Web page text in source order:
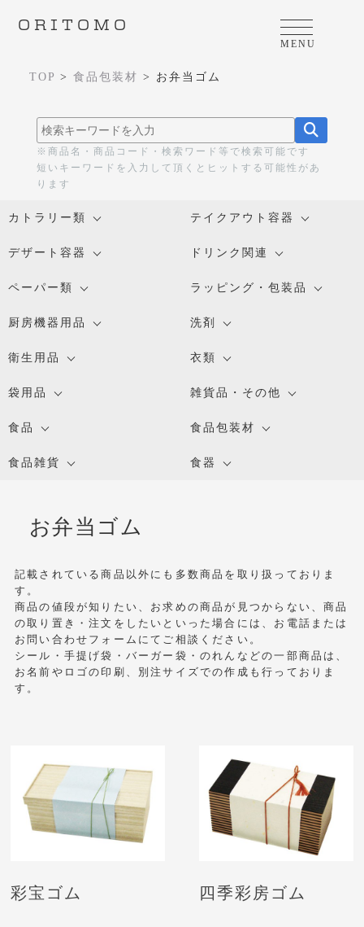
ORITOMO
MENU
TOP > 食品包装材 > お弁当ゴム
お弁当ゴム
記載されている商品以外にも多数商品を取り扱っておりま
す。
商品の値段が知りたい、お求めの商品が見つからない、商品
の取り置き・注文をしたいといった場合には、お電話または
お問い合わせフォームにてご相談ください。
シール・手提げ袋・バーガー袋・のれんなどの一部商品は、
お名前やロゴの印刷、別注サイズでの作成も行っておりま
す。
彩宝ゴム 四季彩房ゴム
※商品名・商品コード・検索ワード等で検索可能です
短いキーワードを入力して頂くとヒットする可能性があ
ります
カトラリー類 テイクアウト容器
デザート容器 ドリンク関連
ペーパー類 ラッピング・包装品
厨房機器用品 洗剤
衛生用品 衣類
袋用品 雑貨品・その他
食品 食品包装材
食品雑貨 食器